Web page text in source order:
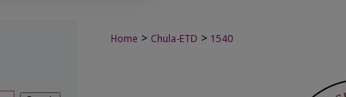
Home > Chula-ETD > 1540